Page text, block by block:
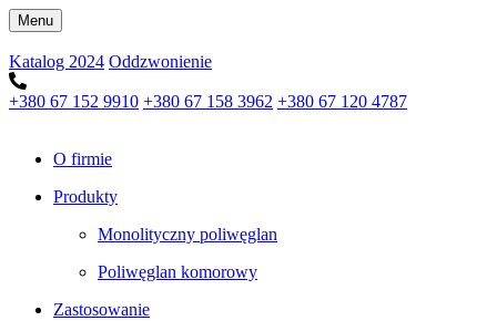
Menu
Katalog 2024 Oddzwonienie
+380 67 152 9910 +380 67 158 3962 +380 67 120 4787
O firmie
Produkty
Monolityczny poliwęglan
Poliwęglan komorowy
Zastosowanie